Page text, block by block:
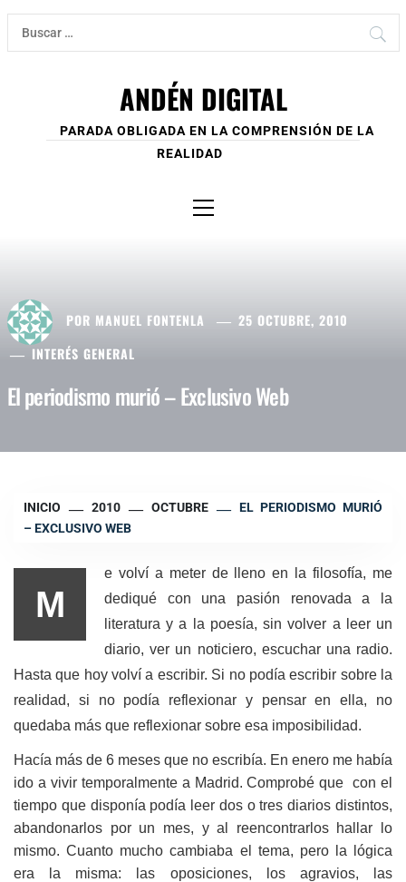
Ir
contenido
Buscar:
ANDÉN DIGITAL
PARADA OBLIGADA EN LA COMPRENSIÓN DE LA
REALIDAD
principal
POR MANUEL FONTENLA
25 OCTUBRE, 2010
INTERÉS GENERAL
El periodismo murió – Exclusivo Web
INICIO 2010 OCTUBRE
EL PERIODISMO MURIÓ
– EXCLUSIVO WEB
M
e volví a meter de lleno en la filosofía, me
dediqué con una pasión renovada a la
literatura y a la poesía, sin volver a leer un
diario, ver un noticiero, escuchar una radio.
Hasta que hoy volví a escribir. Si no podía escribir sobre la
realidad, si no podía reflexionar y pensar en ella, no
quedaba más que reflexionar sobre esa imposibilidad.
Hacía más de 6 meses que no escribía. En enero me había
ido a vivir temporalmente a Madrid. Comprobé que con el
tiempo que disponía podía leer dos o tres diarios distintos,
abandonarlos por un mes, y al reencontrarlos hallar lo
mismo. Cuanto mucho cambiaba el tema, pero la lógica
era la misma: las oposiciones, los agravios, las